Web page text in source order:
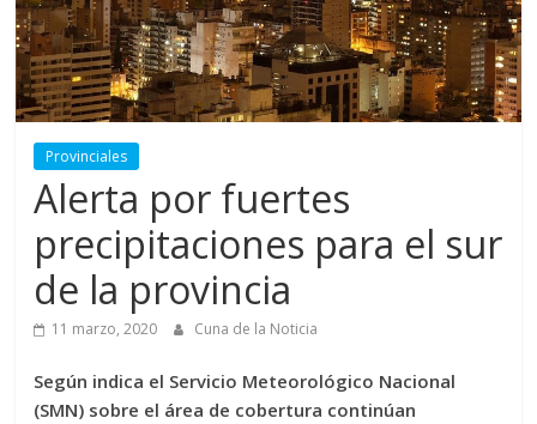
Provinciales
Alerta por fuertes
precipitaciones para el sur
de la provincia
11 marzo, 2020 Cuna de la Noticia
Según indica el Servicio Meteorológico Nacional
(SMN) sobre el área de cobertura continúan